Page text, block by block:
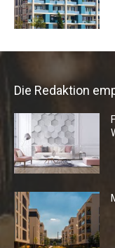
Die Redaktion